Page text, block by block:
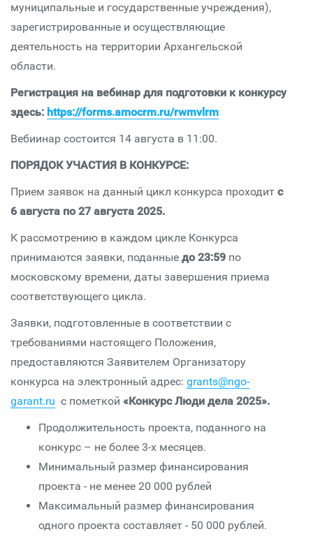
муниципальные и государственные учреждения),
зарегистрированные и осуществляющие
деятельность на территории Архангельской
области.
Регистрация на вебинар для подготовки к конкурсу
здесь: https://forms.amocrm.ru/rwmvlrm
Вебиинар состоится 14 августа в 11:00.
ПОРЯДОК УЧАСТИЯ В КОНКУРСЕ:
Прием заявок на данный цикл конкурса проходит с
6 августа по 27 августа 2025.
К рассмотрению в каждом цикле Конкурса
принимаются заявки, поданные до 23:59 по
московскому времени, даты завершения приема
соответствующего цикла.
Заявки, подготовленные в соответствии с
требованиями настоящего Положения,
предоставляются Заявителем Организатору
конкурса на электронный адрес: grants@ngo-
garant.ru с пометкой «Конкурс Люди дела 2025».
Продолжительность проекта, поданного на
конкурс – не более 3-х месяцев.
Минимальный размер финансирования
проекта - не менее 20 000 рублей
Максимальный размер финансирования
одного проекта составляет - 50 000 рублей.